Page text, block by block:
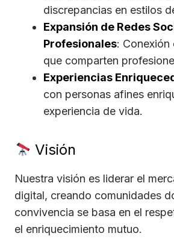
discrepancias en estilos
Expansión de Redes
Profesionales: Conexión
que comparten
Experiencias
con personas afines
experiencia de vida.
Visión
Nuestra visión es liderar el
digital, creando comunidades
convivencia se basa en el
el enriquecimiento mutuo.